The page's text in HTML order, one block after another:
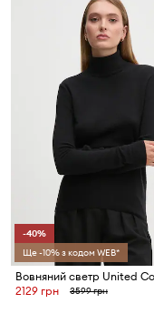
-40%
Ще -10% з кодом WEB*
2129 грн
3599 грн